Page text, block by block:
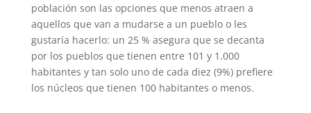
población son las opciones que menos atraen a
aquellos que van a mudarse a un pueblo o les
gustaría hacerlo: un 25 % asegura que se decanta
por los pueblos que tienen entre 101 y 1.000
habitantes y tan solo uno de cada diez (9%) prefiere
los núcleos que tienen 100 habitantes o menos.